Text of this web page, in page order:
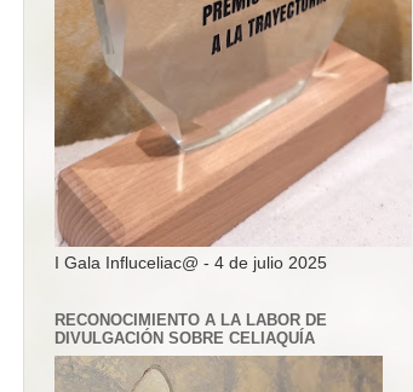
I Gala Influceliac@ - 4 de julio 2025
RECONOCIMIENTO A LA LABOR DE
DIVULGACIÓN SOBRE CELIAQUÍA